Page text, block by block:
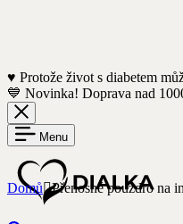
♥️ Protože život s diabetem
💙 Novinka! Doprava nad
Menu
Domů Přenosné pouzdro na